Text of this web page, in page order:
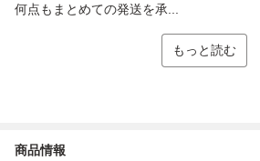
何点もまとめての発送を承...
もっと読む
商品情報